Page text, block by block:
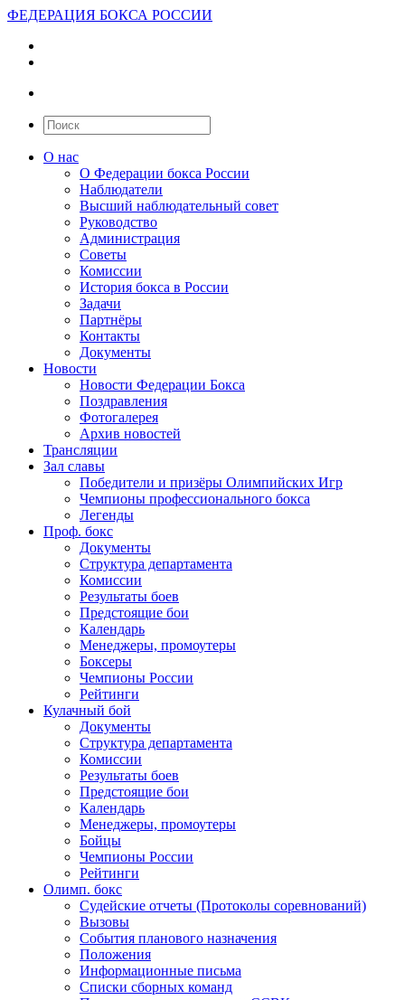
ФЕДЕРАЦИЯ БОКСА РОССИИ
О нас
О Федерации бокса России
Наблюдатели
Высший наблюдательный совет
Руководство
Администрация
Советы
Комиссии
История бокса в России
Задачи
Партнёры
Контакты
Документы
Новости
Новости Федерации Бокса
Поздравления
Фотогалерея
Архив новостей
Трансляции
Зал славы
Победители и призёры Олимпийских Игр
Чемпионы профессионального бокса
Легенды
Проф. бокс
Документы
Структура департамента
Комиссии
Результаты боев
Предстоящие бои
Календарь
Менеджеры, промоутеры
Боксеры
Чемпионы России
Рейтинги
Кулачный бой
Документы
Структура департамента
Комиссии
Результаты боев
Предстоящие бои
Календарь
Менеджеры, промоутеры
Бойцы
Чемпионы России
Рейтинги
Олимп. бокс
Судейские отчеты (Протоколы соревнований)
Вызовы
События планового назначения
Положения
Информационные письма
Списки сборных команд